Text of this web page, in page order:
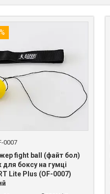
0007
fight ball (файт бол)
для боксу на гумці
Lite Plus (OF-0007)